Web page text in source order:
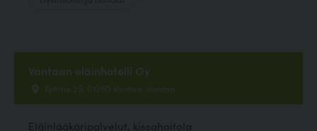
Vantaan eläinhotelli Oy
Kytötie 29, 01360 Vantaa, Vantaa
Eläinlääkäripalvelut, kissahoitola